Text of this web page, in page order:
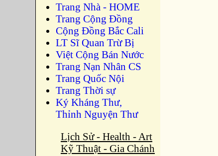
Trang Nhà - HOME
Trang Cộng Đồng
Cộng Đồng Bắc Cali
LT Sĩ Quan Trừ Bị
Việt Cộng Bán Nước
Trang Nạn Nhân CS
Trang Quốc Nội
Trang Thời sự
Ký Kháng Thư,
Thỉnh Nguyện Thư
Lịch Sử - Health - Art
Kỹ Thuật - Gia Chánh